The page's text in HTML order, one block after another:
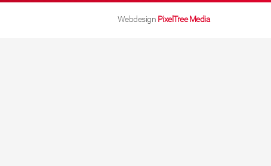
Webdesign PixelTree Media